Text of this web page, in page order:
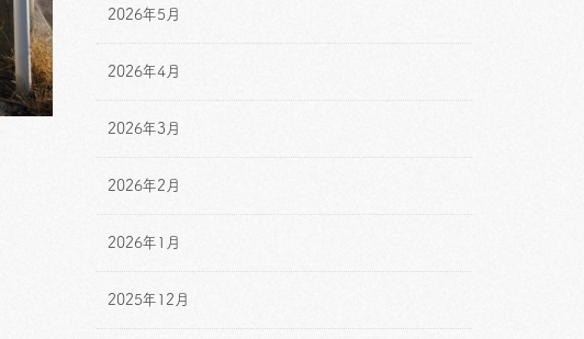
2026年5月
2026年4月
2026年3月
2026年2月
2026年1月
2025年12月